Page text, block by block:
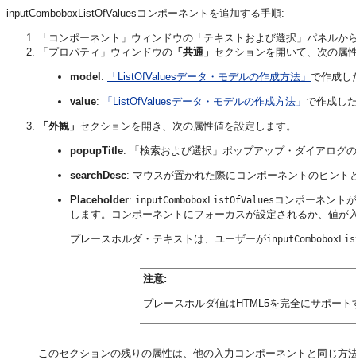
inputComboboxListOfValuesコンポーネントを追加する手順:
「コンポーネント」ウィンドウの「テキストおよび選択」パネルか
「プロパティ」ウィンドウの 「共通」 セクションを開いて、次の属
model : 「ListOfValuesデータ・モデルの作成方法」 で作成し
value: 「ListOfValuesデータ・モデルの作成方法」 で作成し
「外観」 セクションを開き、次の属性値を設定します。
popupTitle: 「検索および選択」ポップアップ・ダイアログ
searchDesc: マウスが置かれた際にコンポーネントのヒント
Placeholder: inputComboboxListOfValues コンポーネント
します。コンポーネントにフォーカスが設定されるか、値
プレースホルダ・テキストは、ユーザーが
注意:
プレースホルダ値はHTML5を完全にサポー
このセクションの残りの属性は、他の入力コンポーネントと同じ方